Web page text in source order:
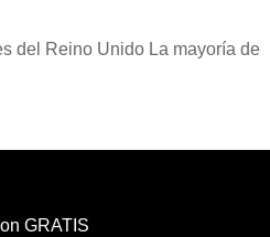
del Reino Unido La mayoría de
GRATIS